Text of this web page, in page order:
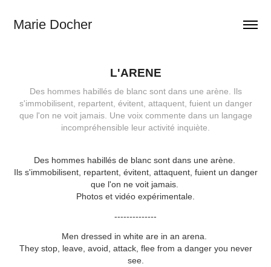
Marie Docher
L'ARENE
Des hommes habillés de blanc sont dans une arène. Ils
s'immobilisent, repartent, évitent, attaquent, fuient un danger
que l'on ne voit jamais. Une voix commente dans un langage
incompréhensible leur activité inquiète.
Des hommes habillés de blanc sont dans une arène.
Ils s'immobilisent, repartent, évitent, attaquent, fuient un danger
que l'on ne voit jamais.
Photos et vidéo expérimentale.
--------------
Men dressed in white are in an arena.
They stop, leave, avoid, attack, flee from a danger you never
see.